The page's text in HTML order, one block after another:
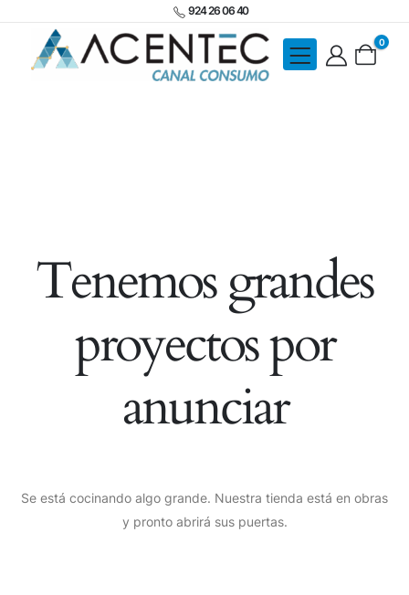
924 26 06 40
0
Tenemos grandes
proyectos por
anunciar
Se está cocinando algo grande. Nuestra tienda está en obras
y pronto abrirá sus puertas.